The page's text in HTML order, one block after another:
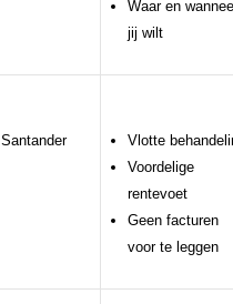
Waar en
jij wilt
Santander
Vlotte
Voordelige
rentevoet
Geen facturen
voor te leggen